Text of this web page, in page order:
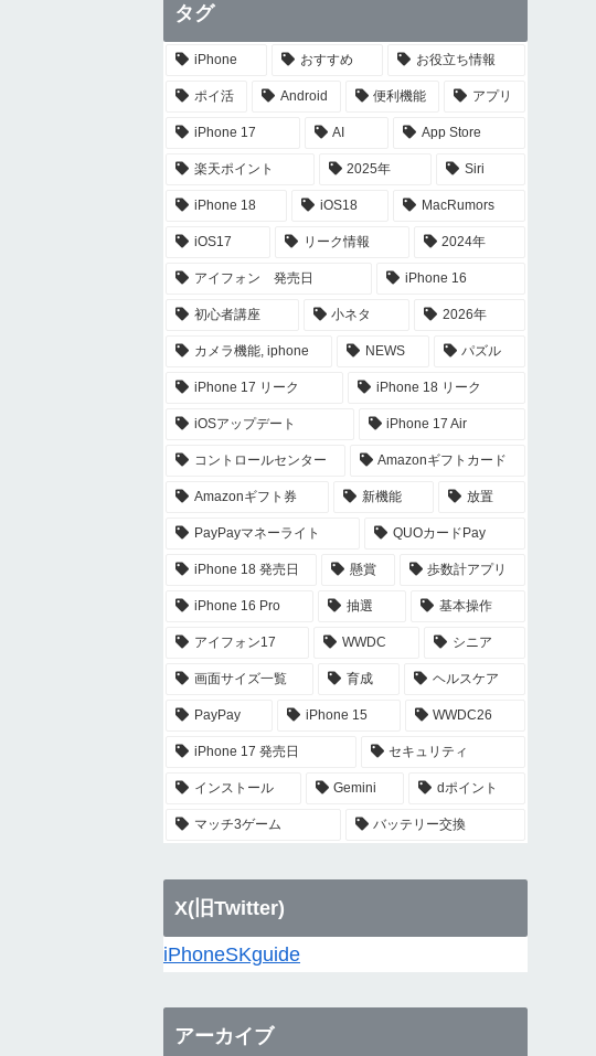
タグ
iPhone おすすめ お役立ち情報
ポイ活 Android 便利機能 アプリ
iPhone 17 AI App Store
楽天ポイント 2025年 Siri
iPhone 18 iOS18 MacRumors
iOS17 リーク情報 2024年
アイフォン 発売日 iPhone 16
初心者講座 小ネタ 2026年
カメラ機能, iphone NEWS パズル
iPhone 17 リーク iPhone 18 リーク
iOSアップデート iPhone 17 Air
コントロールセンター Amazonギフトカード
Amazonギフト券 新機能 放置
PayPayマネーライト QUOカードPay
iPhone 18 発売日 懸賞 歩数計アプリ
iPhone 16 Pro 抽選 基本操作
アイフォン17 WWDC シニア
画面サイズ一覧 育成 ヘルスケア
PayPay iPhone 15 WWDC26
iPhone 17 発売日 セキュリティ
インストール Gemini dポイント
マッチ3ゲーム バッテリー交換
X(旧Twitter)
iPhoneSKguide
アーカイブ